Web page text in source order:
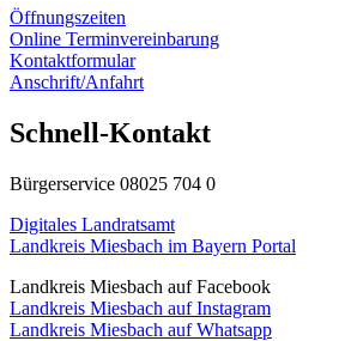
Öffnungszeiten
Online Terminvereinbarung
Kontaktformular
Anschrift/Anfahrt
Schnell-Kontakt
Bürgerservice 08025 704 0
Digitales Landratsamt
Landkreis Miesbach im Bayern Portal
Landkreis Miesbach auf Facebook
Landkreis Miesbach auf Instagram
Landkreis Miesbach auf Whatsapp